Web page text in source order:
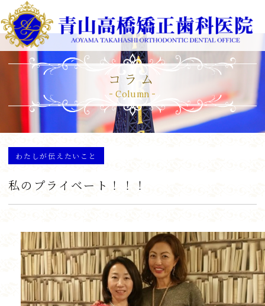
コラム
Column
わたしが伝えたいこと
私のプライベート！！！